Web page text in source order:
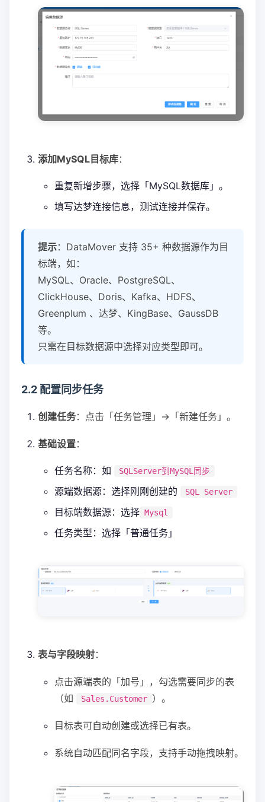
添加MySQL目标库：
重复新增步骤，选择「MySQL数据库」。
填写达梦连接信息，测试连接并保存。
提示：DataMover 支持 35+ 种数据源作为目
标端，如：
MySQL、Oracle、PostgreSQL、
ClickHouse、Doris、Kafka、HDFS、
Greenplum 、达梦、KingBase、GaussDB
等。
只需在目标数据源中选择对应类型即可。
2.2 配置同步任务
创建任务：点击「任务管理」→「新建任务」。
基础设置：
任务名称：如 SQLServer到MySQL同步
源端数据源：选择刚刚创建的 SQL Server
目标端数据源：选择 Mysql
任务类型：选择「普通任务」
表与字段映射：
点击源端表的「加号」，勾选需要同步的表
（如
Sales.Customer ）。
目标表可自动创建或选择已有表。
系统自动匹配同名字段，支持手动拖拽映射。